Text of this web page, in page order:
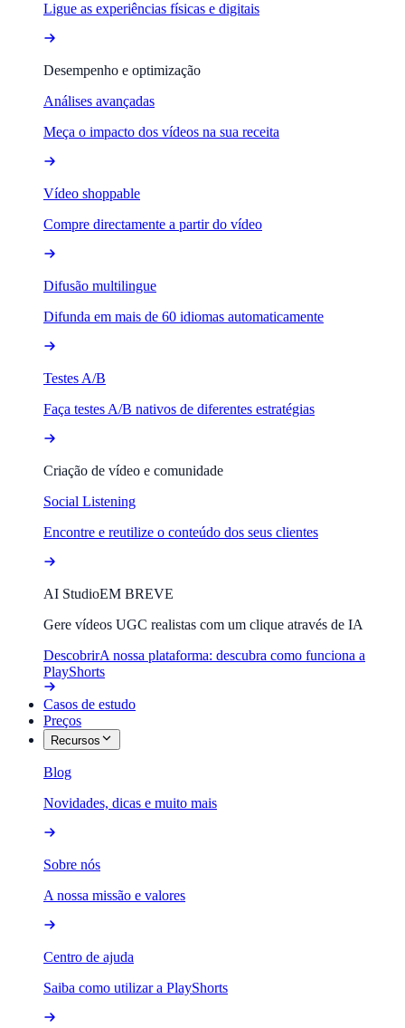
Ligue as experiências físicas e digitais
Desempenho e optimização
Análises avançadas
Meça o impacto dos vídeos na sua receita
Vídeo shoppable
Compre directamente a partir do vídeo
Difusão multilingue
Difunda em mais de 60 idiomas automaticamente
Testes A/B
Faça testes A/B nativos de diferentes estratégias
Criação de vídeo e comunidade
Social Listening
Encontre e reutilize o conteúdo dos seus clientes
AI StudioEM BREVE
Gere vídeos UGC realistas com um clique através de IA
DescobrirA nossa plataforma: descubra como funciona a
PlayShorts
Casos de estudo
Preços
Recursos
Blog
Novidades, dicas e muito mais
Sobre nós
A nossa missão e valores
Centro de ajuda
Saiba como utilizar a PlayShorts